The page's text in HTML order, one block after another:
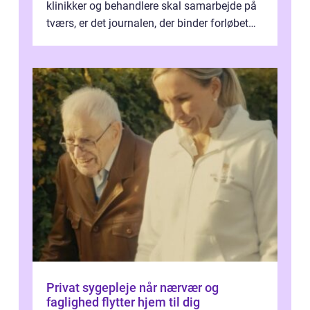
klinikker og behandlere skal samarbejde på
tværs, er det journalen, der binder forløbet
Privat sygepleje når nærvær og
faglighed flytter hjem til dig